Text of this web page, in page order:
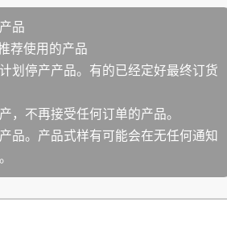
品
荐使用的产品
划停产产品。有的已经定好最终订货
，不再接受任何订单的产品。
品。产品式样有可能会在无任何通知